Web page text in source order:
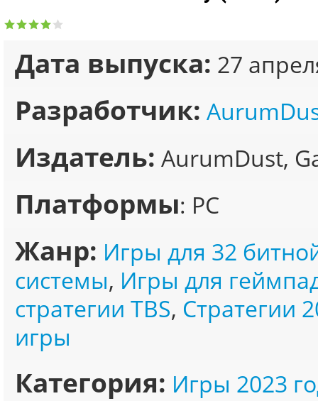
Дата выпуска: 27
Разработчик:
Издатель: AurumDust,
Платформы: PC
Жанр: Игры для 32
системы, Игры для
стратегии TBS, Стратегии
игры
Категория: Игры 2023